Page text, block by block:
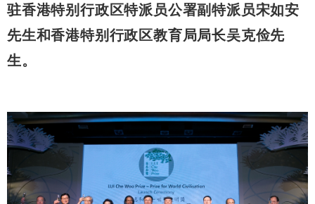
驻香港特别行政区特派员公署副特派员宋如安
先生和香港特别行政区教育局局长吴克俭先
生。